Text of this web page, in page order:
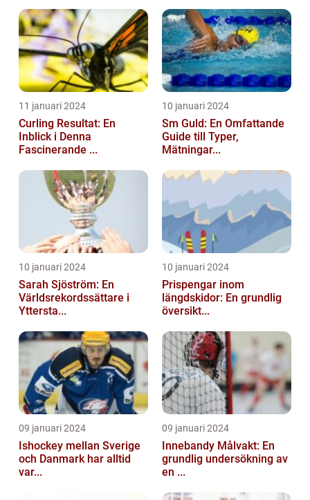
11 januari 2024
Curling Resultat: En
Inblick i Denna
Fascinerande ...
10 januari 2024
Sm Guld: En Omfattande
Guide till Typer,
Mätningar...
10 januari 2024
Sarah Sjöström: En
Världsrekordssättare i
Yttersta...
10 januari 2024
Prispengar inom
längdskidor: En grundlig
översikt...
09 januari 2024
Ishockey mellan Sverige
och Danmark har alltid
var...
09 januari 2024
Innebandy Målvakt: En
grundlig undersökning av
en ...